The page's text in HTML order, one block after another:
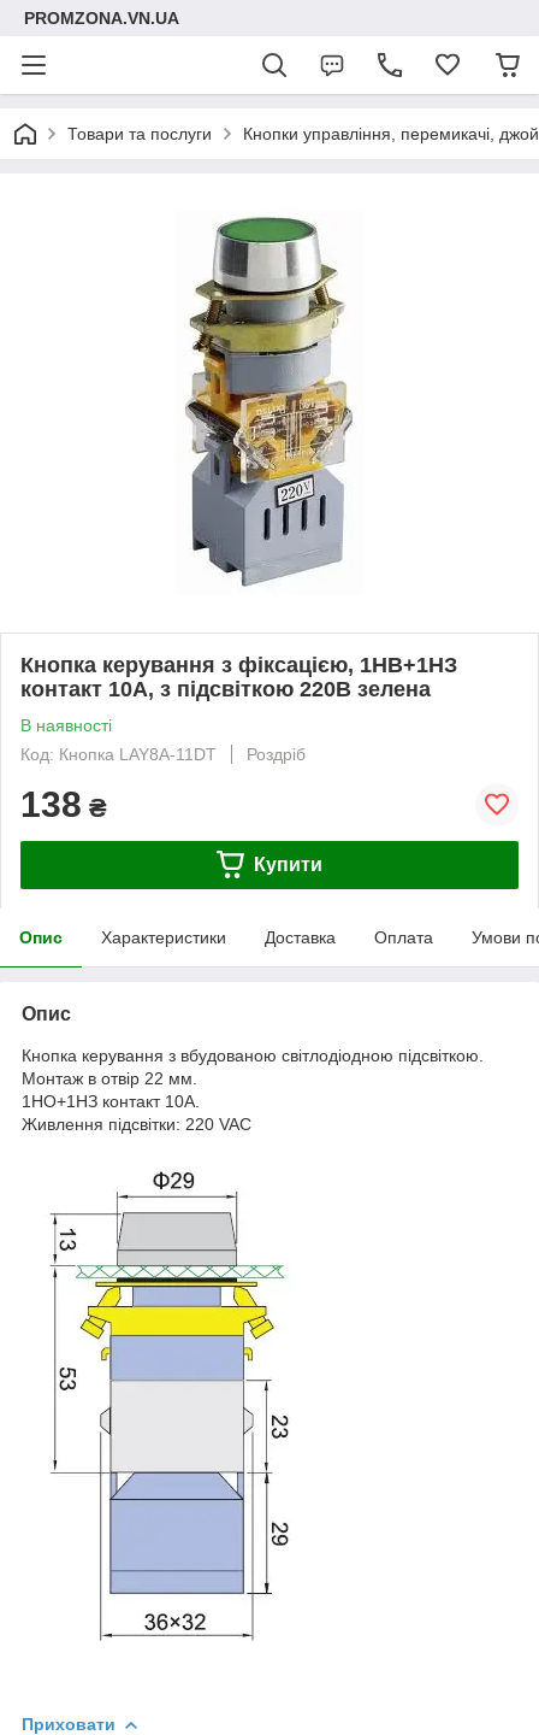
PROMZONA.VN.UA
Товари та послуги Кнопки управління, перемикачі,
Кнопка керування з фіксацією, 1НВ+1НЗ
контакт 10А, з підсвіткою 220В зелена
В наявності
Код: Кнопка LAY8A-11DT
Роздріб
138 ₴
Купити
Опис Характеристики Доставка Оплата Умови
Опис
Кнопка керування з вбудованою світлодіодною підсвіткою.
Монтаж в отвір 22 мм.
1НО+1НЗ контакт 10А.
Живлення підсвітки: 220 VAC
Приховати